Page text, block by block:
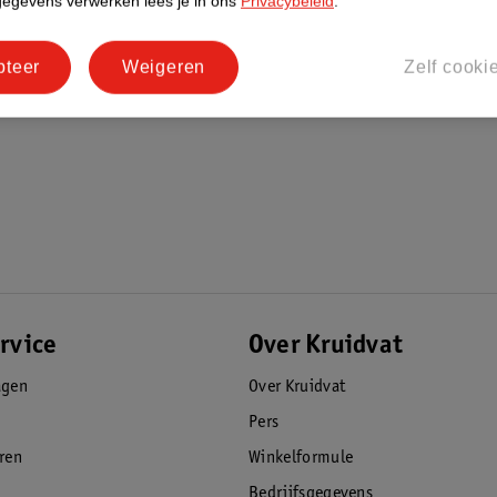
voor een optimale reiniging
lastig en laat tandplak achter. Voor
borstelharen wit worden
de enige opzetborstel die exclusief is
Over Kruidvat
Over Kruidvat
Pers
Winkelformule
Zelf
Weigeren